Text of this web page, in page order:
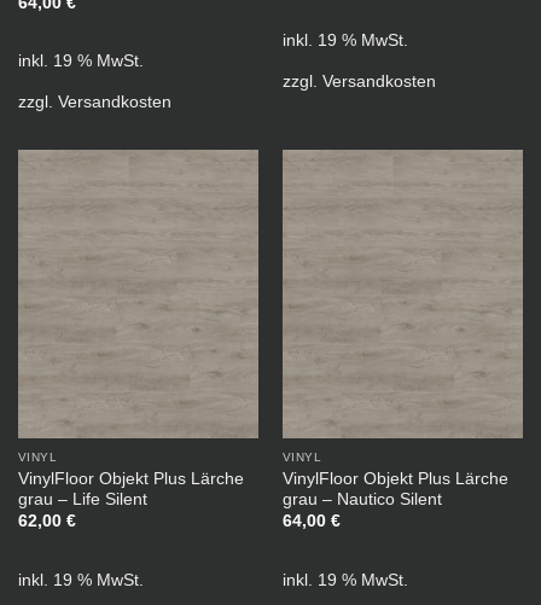
inkl. 19 % MwSt.
zzgl. Versandkosten
inkl. 19 % MwSt.
zzgl. Versandkosten
VINYL
VinylFloor Objekt Plus Lärche
grau – Life Silent
62,00 €
inkl. 19 % MwSt.
VINYL
VinylFloor Objekt Plus Lärche
grau – Nautico Silent
64,00 €
inkl. 19 % MwSt.